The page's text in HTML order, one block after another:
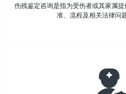
伤残鉴定咨询是指为受伤者或其家属
准、流程及相关法律问